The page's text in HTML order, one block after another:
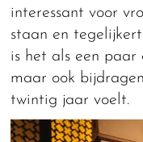
interessant voor
staan en
is het als een paar
maar ook
twintig jaar voelt.